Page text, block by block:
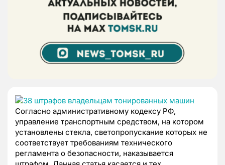
Согласно административному кодексу РФ,
управление транспортным средством, на котором
установлены стекла, светопропускание которых не
соответствует требованиям технического
регламента о безопасности, наказывается